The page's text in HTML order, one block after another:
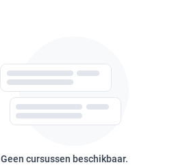
Geen cursussen beschikbaar.